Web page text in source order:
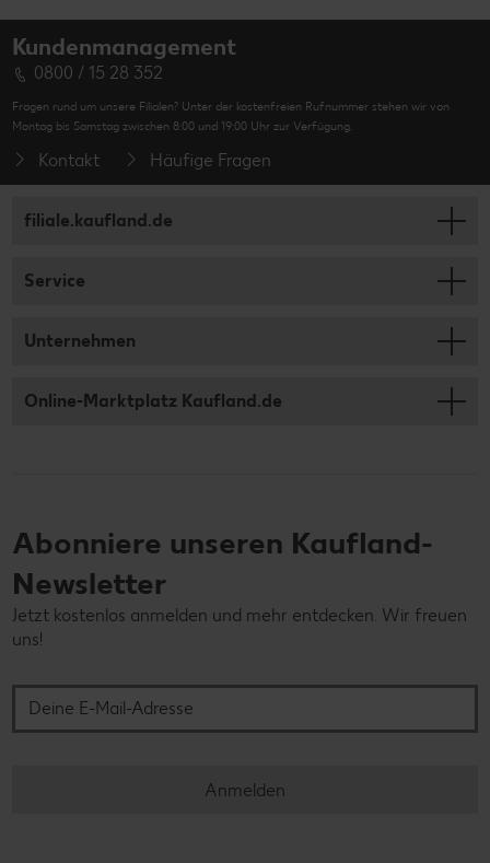
Kundenmanagement
0800 / 15 28 352
Fragen rund um unsere Filialen? Unter der kostenfreien Rufnummer stehen wir von
Montag bis Samstag zwischen 8:00 und 19:00 Uhr zur Verfügung.
Kontakt Häufige Fragen
filiale.kaufland.de
Service
Unternehmen
Online-Marktplatz Kaufland.de
Abonniere unseren Kaufland-
Newsletter
Jetzt kostenlos anmelden und mehr entdecken. Wir freuen
uns!
Anmelden